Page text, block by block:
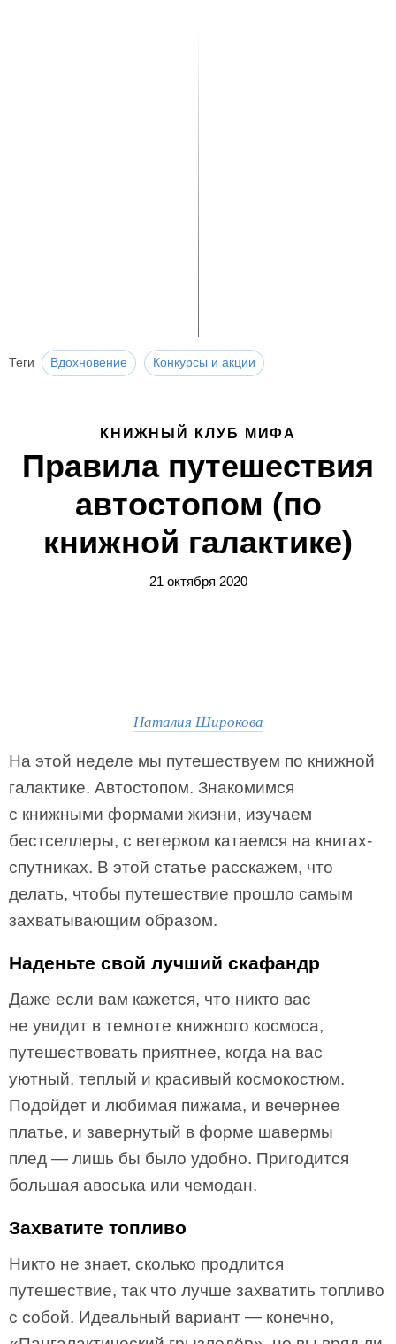
Теги Вдохновение Конкурсы и акции
КНИЖНЫЙ КЛУБ МИФА
Правила путешествия
автостопом (по
книжной галактике)
21 октября 2020
Наталия Широкова
На этой неделе мы путешествуем по книжной
галактике. Автостопом. Знакомимся
с книжными формами жизни, изучаем
бестселлеры, с ветерком катаемся на книгах-
спутниках. В этой статье расскажем, что
делать, чтобы путешествие прошло самым
захватывающим образом.
Наденьте свой лучший скафандр
Даже если вам кажется, что никто вас
не увидит в темноте книжного космоса,
путешествовать приятнее, когда на вас
уютный, теплый и красивый космокостюм.
Подойдет и любимая пижама, и вечернее
платье, и завернутый в форме шавермы
плед — лишь бы было удобно. Пригодится
большая авоська или чемодан.
Захватите топливо
Никто не знает, сколько продлится
путешествие, так что лучше захватить топливо
с собой. Идеальный вариант — конечно,